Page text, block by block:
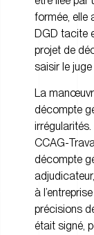
formée, elle
DGD tacite
projet de
saisir le
La
décompte
CCAG-
décompte
à
précisions
était signé,